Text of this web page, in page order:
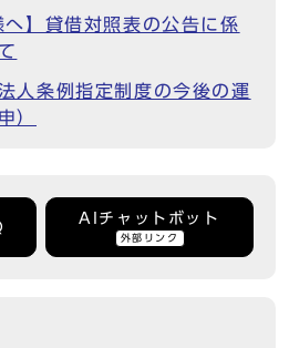
へ】貸借対照表の公告に係
人条例指定制度の今後の運
）
AIチャットボット
外部リンク